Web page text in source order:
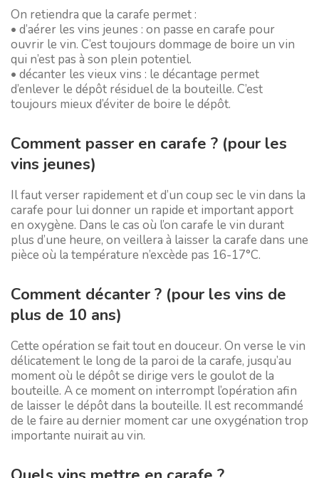
On retiendra que la carafe permet :
• d’aérer les vins jeunes : on passe en carafe pour
ouvrir le vin. C’est toujours dommage de boire un vin
qui n’est pas à son plein potentiel.
• décanter les vieux vins : le décantage permet
d’enlever le dépôt résiduel de la bouteille. C’est
toujours mieux d’éviter de boire le dépôt.
Comment passer en carafe ? (pour les
vins jeunes)
Il faut verser rapidement et d’un coup sec le vin dans la
carafe pour lui donner un rapide et important apport
en oxygène. Dans le cas où l’on carafe le vin durant
plus d’une heure, on veillera à laisser la carafe dans une
pièce où la température n’excède pas 16-17°C.
Comment décanter ? (pour les vins de
plus de 10 ans)
Cette opération se fait tout en douceur. On verse le vin
délicatement le long de la paroi de la carafe, jusqu’au
moment où le dépôt se dirige vers le goulot de la
bouteille. A ce moment on interrompt l’opération afin
de laisser le dépôt dans la bouteille. Il est recommandé
de le faire au dernier moment car une oxygénation trop
importante nuirait au vin.